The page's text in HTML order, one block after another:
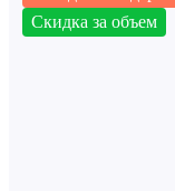
Скидка за объем